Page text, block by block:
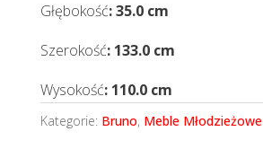
Głębokość: 35.0 cm
Szerokość: 133.0 cm
Wysokość: 110.0 cm
Kategorie: Bruno, Meble Młodzieżowe